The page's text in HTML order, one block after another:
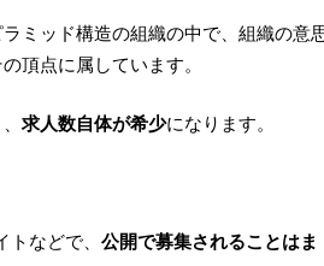
ミッド構造の組織の中で、組織の意
頂点に属しています。
求人数自体が希少になります。
などで、 公開で募集されることはま